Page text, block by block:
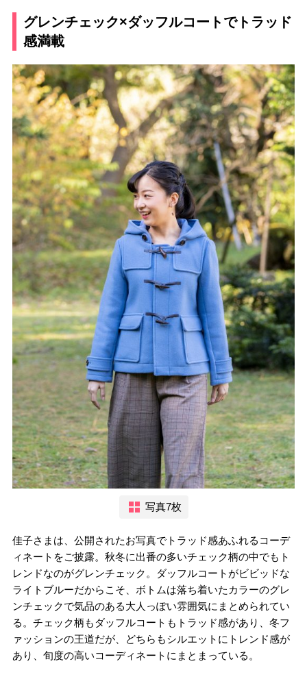
グレンチェック×ダッフルコートでトラッド
感満載
写真7枚
佳子さまは、公開されたお写真でトラッド感あふれるコーデ
ィネートをご披露。秋冬に出番の多いチェック柄の中でもト
レンドなのがグレンチェック。ダッフルコートがビビッドな
ライトブルーだからこそ、ボトムは落ち着いたカラーのグレ
ンチェックで気品のある大人っぽい雰囲気にまとめられてい
る。チェック柄もダッフルコートもトラッド感があり、冬フ
ァッションの王道だが、どちらもシルエットにトレンド感が
あり、旬度の高いコーディネートにまとまっている。